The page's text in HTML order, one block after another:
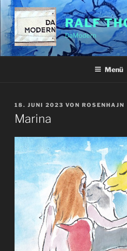
Zum
Inhalt
springen
RALF
DaModern
Menü
VERÖFFENTLICHT
AM
18. JUNI 2023 VON ROSENHAJN
Marina